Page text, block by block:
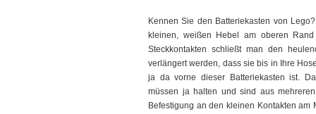
Kennen Sie den Batteriekasten von
kleinen, weißen Hebel am oberen
Steckkontakten schließt man den
verlängert werden, dass sie bis in Ihre
ja da vorne dieser Batteriekasten ist.
müssen ja halten und sind aus
Befestigung an den kleinen Kontakten